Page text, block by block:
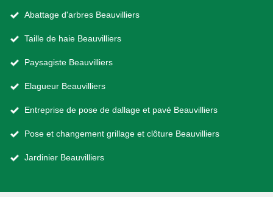
Abattage d'arbres Beauvilliers
Taille de haie Beauvilliers
Paysagiste Beauvilliers
Elagueur Beauvilliers
Entreprise de pose de dallage et pavé Beauvilliers
Pose et changement grillage et clôture Beauvilliers
Jardinier Beauvilliers